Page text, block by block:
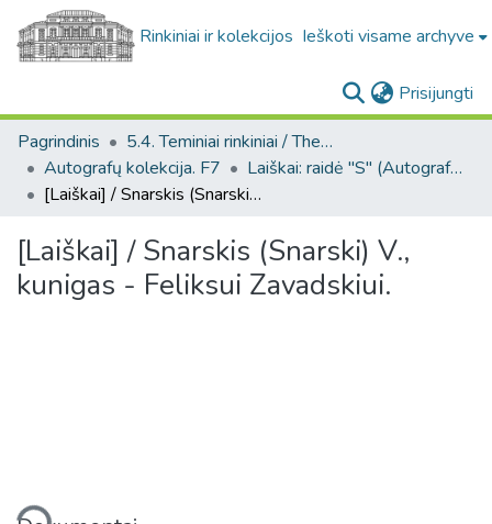
Rinkiniai ir kolekcijos Ieškoti visame archyve
Prisijungti
Pagrindinis
5.4. Teminiai rinkiniai / Thematic collections
Autografų kolekcija. F7
Laiškai: raidė "S" (Autografų kolekcija. F7)
[Laiškai] / Snarskis (Snarski) V., kunigas - Feliksui Zavadskiui.
[Laiškai] / Snarskis (Snarski) V.,
kunigas - Feliksui Zavadskiui.